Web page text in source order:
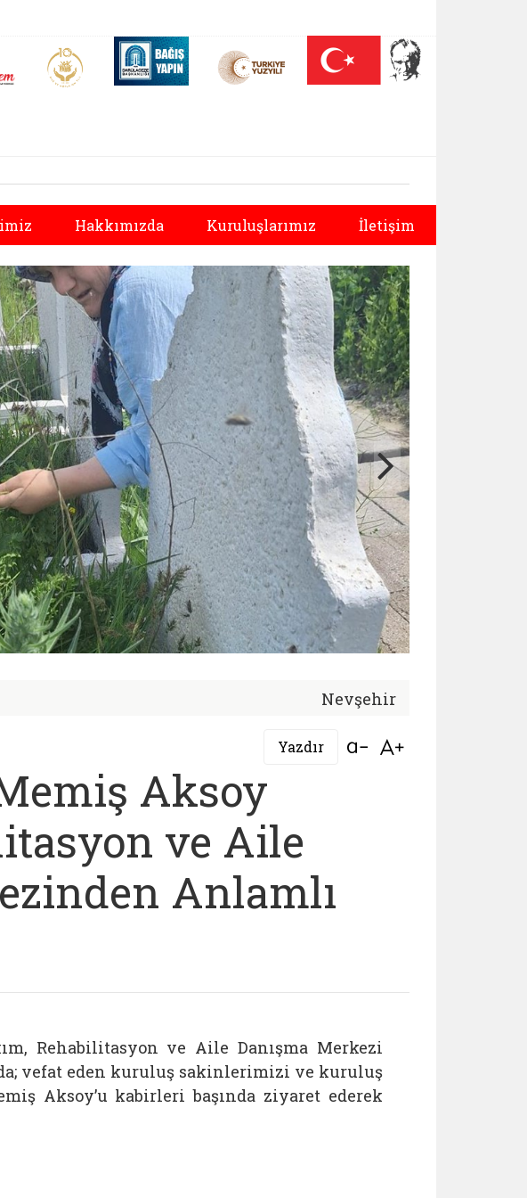
sekmede açılır)
AİLEM İletişim Merkezi (yeni sekmede açılır)
Aile ve Nüfus On Yılı (yeni sekmede açılır)Darülaceze bağış sayfası (yeni sekmede açılır)
Hakkımızda Kuruluşlarımız İletişim
Sonraki
Nevşehir
Yazdır Bağlantıyı aç
Aksoy
ve Aile
Anlamlı
Rehabilitasyon ve Aile Danışma Merkezi
vefat eden kuruluş sakinlerimizi ve kuruluş
Aksoy’u kabirleri başında ziyaret ederek